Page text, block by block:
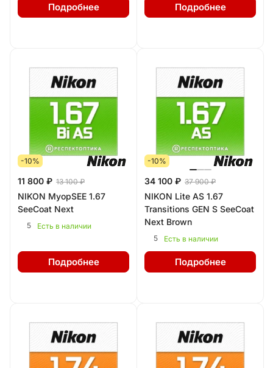
Подробнее Подробнее
-10%
11 800 ₽ 13 100 ₽
NIKON MyopSEE 1.67
SeeCoat Next
5 Есть в наличии
Подробнее
-10%
34 100 ₽ 37 900 ₽
NIKON Lite AS 1.67
Transitions GEN S SeeCoat
Next Brown
5 Есть в наличии
Подробнее